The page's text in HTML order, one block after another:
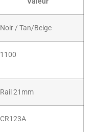
Noir / Tan/Beige
1100
Rail 21mm
CR123A